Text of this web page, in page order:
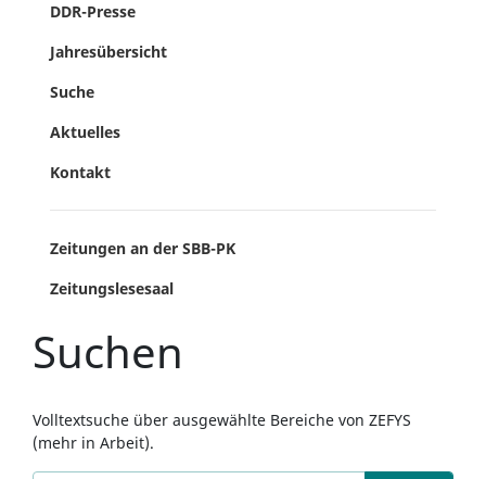
DDR-Presse
Jahresübersicht
Suche
Aktuelles
Kontakt
Zeitungen an der SBB-PK
Zeitungslesesaal
Suchen
Volltextsuche über ausgewählte Bereiche von ZEFYS
(mehr in Arbeit).